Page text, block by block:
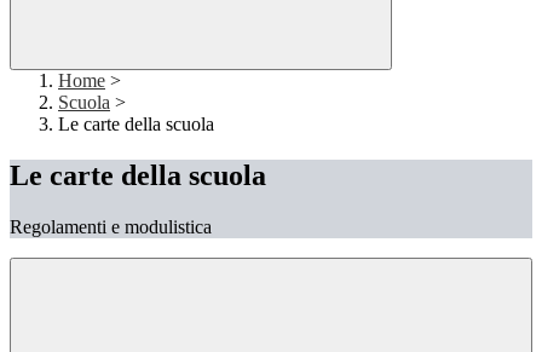
Home >
Scuola >
Le carte della scuola
Le carte della scuola
Regolamenti e modulistica